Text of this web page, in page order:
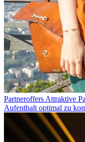
Partneroffers Attraktive
Aufenthalt optimal zu